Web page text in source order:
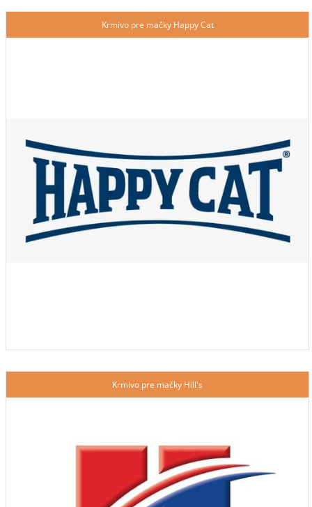
Krmivo pre mačky Happy Cat
Krmivo pre mačky Hill's